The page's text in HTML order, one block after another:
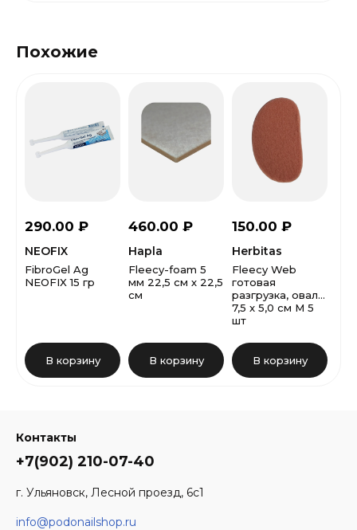
Похожие
290.00 ₽
NEOFIX
FibroGel Ag
NEOFIX 15 гр
В корзину
460.00 ₽
Hapla
Fleecy-foam 5
мм 22,5 см х 22,5
см
В корзину
150.00 ₽
Herbitas
Fleecy Web
готовая
разгрузка, овал
7,5 x 5,0 см М 5
шт
В корзину
Контакты
+7(902) 210-07-40
г. Ульяновск, Лесной проезд, 6с1
info@podonailshop.ru